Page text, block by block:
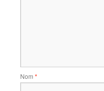
Nom *